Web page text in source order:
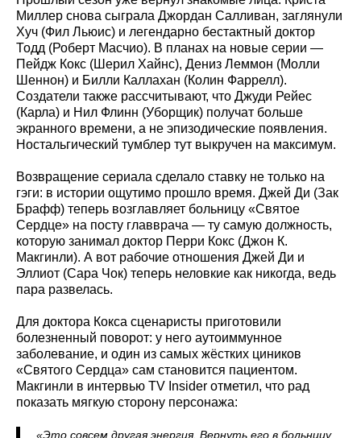
Миллер снова сыграла Джордан Салливан, заглянули
Хуч (Фил Льюис) и легендарно бестактный доктор
Тодд (Роберт Масчио). В планах на новые серии —
Пейдж Кокс (Шерил Хайнс), Дениз Леммон (Молли
Шеннон) и Билли Каллахан (Колин Фаррелл).
Создатели также рассчитывают, что Джуди Рейес
(Карла) и Нил Флинн (Уборщик) получат больше
экранного времени, а не эпизодические появления.
Ностальгический тумблер тут выкручен на максимум.
Возвращение сериала сделало ставку не только на
гэги: в истории ощутимо прошло время. Джей Ди (Зак
Брафф) теперь возглавляет больницу «Святое
Сердце» на посту главврача — ту самую должность,
которую занимал доктор Перри Кокс (Джон К.
Макгинли). А вот рабочие отношения Джей Ди и
Эллиот (Сара Чок) теперь неловкие как никогда, ведь
пара развелась.
Для доктора Кокса сценаристы приготовили
болезненный поворот: у него аутоиммунное
заболевание, и один из самых жёстких циников
«Святого Сердца» сам становится пациентом.
Макгинли в интервью TV Insider отметил, что рад
показать мягкую сторону персонажа:
«Это совсем другая энергия. Вернуть его в больницу